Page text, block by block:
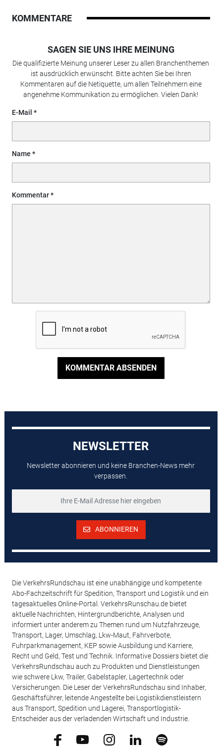
KOMMENTARE
SAGEN SIE UNS IHRE MEINUNG
Die qualifizierte Meinung unserer Leser zu allen Branchenthemen
ist ausdrücklich erwünscht. Bitte achten Sie bei Ihren
Kommentaren auf die Netiquette, um allen Teilnehmern eine
angenehme Kommunikation zu ermöglichen. Vielen Dank!
E-Mail
Name
Kommentar
KOMMENTAR ABSENDEN
NEWSLETTER
Newsletter abonnieren und keine Branchen-News mehr
verpassen.
ABONNIEREN
Die VerkehrsRundschau ist eine unabhängige und kompetente
Abo-Fachzeitschrift für Spedition, Transport und Logistik und ein
tagesaktuelles Online-Portal. VerkehrsRunschau.de bietet
aktuelle Nachrichten, Hintergrundberichte, Analysen und
informiert unter anderem zu Themen rund um Nutzfahrzeuge,
Transport, Lager, Umschlag, Lkw-Maut, Fahrverbote,
Fuhrparkmanagement, KEP sowie Ausbildung und Karriere,
Recht und Geld, Test und Technik. Informative Dossiers bietet die
VerkehrsRundschau auch zu Produkten und Dienstleistungen
wie schwere Lkw, Trailer, Gabelstapler, Lagertechnik oder
Versicherungen. Die Leser der VerkehrsRundschau sind Inhaber,
Geschäftsführer, leitende Angestellte bei Logistikdienstleistern
aus Transport, Spedition und Lagerei, Transportlogistik-
Entscheider aus der verladenden Wirtschaft und Industrie.